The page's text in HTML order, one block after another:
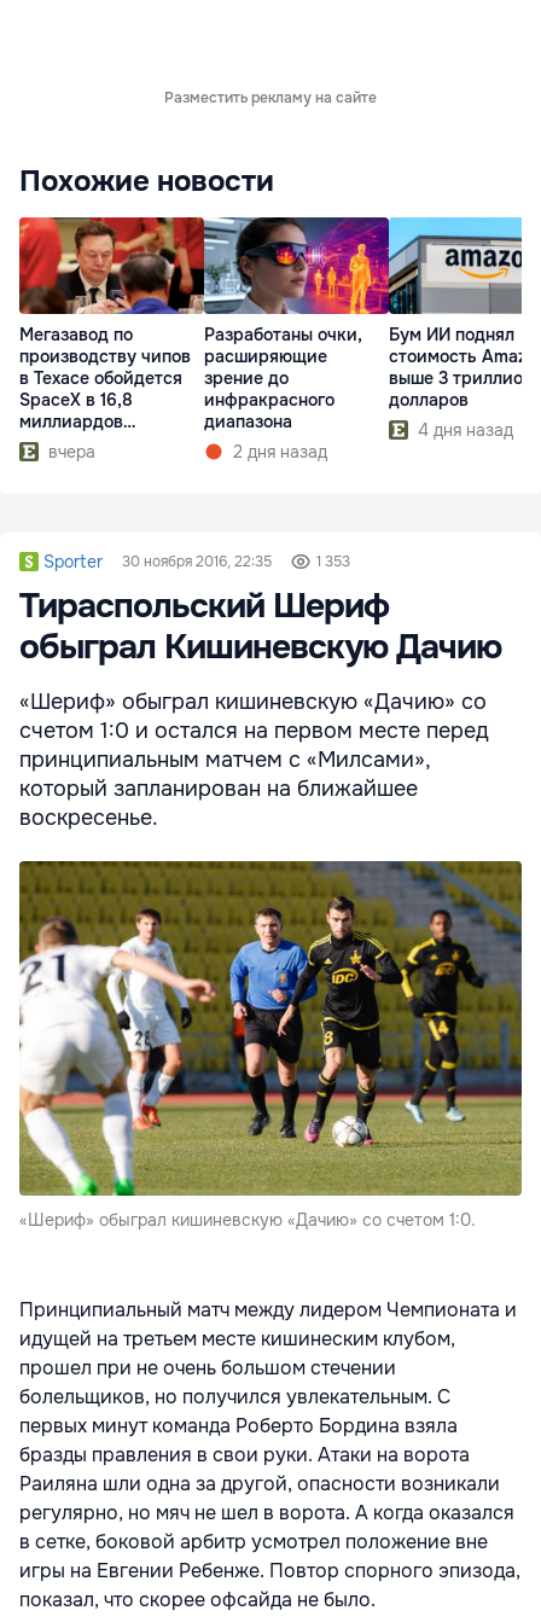
Разместить рекламу на сайте
Похожие новости
Мегазавод по
производству чипов
в Техасе обойдется
SpaceX в 16,8
миллиардов
долларов
вчера
Разработаны очки,
расширяющие
зрение до
инфракрасного
диапазона
2 дня назад
Бум ИИ поднял
стоимость
выше 3
долларов
4 дня назад
Sporter 30 ноября 2016, 22:35 1 353
Тираспольский Шериф
обыграл Кишиневскую Дачию
«Шериф» обыграл кишиневскую «Дачию» со
счетом 1:0 и остался на первом месте перед
принципиальным матчем с «Милсами»,
который запланирован на ближайшее
воскресенье.
«Шериф» обыграл кишиневскую «Дачию» со счетом 1:0.
Принципиальный матч между лидером Чемпионата и
идущей на третьем месте кишинеским клубом,
прошел при не очень большом стечении
болельщиков, но получился увлекательным. С
первых минут команда Роберто Бордина взяла
бразды правления в свои руки. Атаки на ворота
Раиляна шли одна за другой, опасности возникали
регулярно, но мяч не шел в ворота. А когда оказался
в сетке, боковой арбитр усмотрел положение вне
игры на Евгении Ребенже. Повтор спорного эпизода,
показал, что скорее офсайда не было.